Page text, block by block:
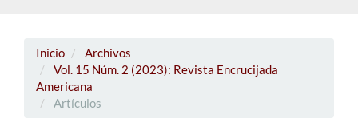
Inicio
Archivos
Vol. 15 Núm. 2 (2023): Revista Encrucijada
Americana
Artículos